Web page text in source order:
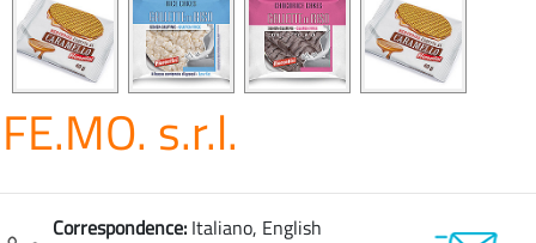
FE.MO. s.r.l.
Correspondence: Italiano, English